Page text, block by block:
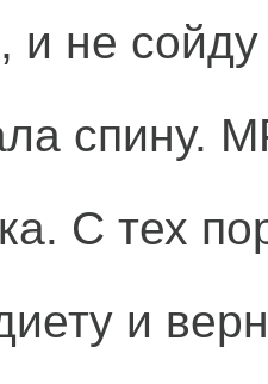
не
спину.
С тех
и